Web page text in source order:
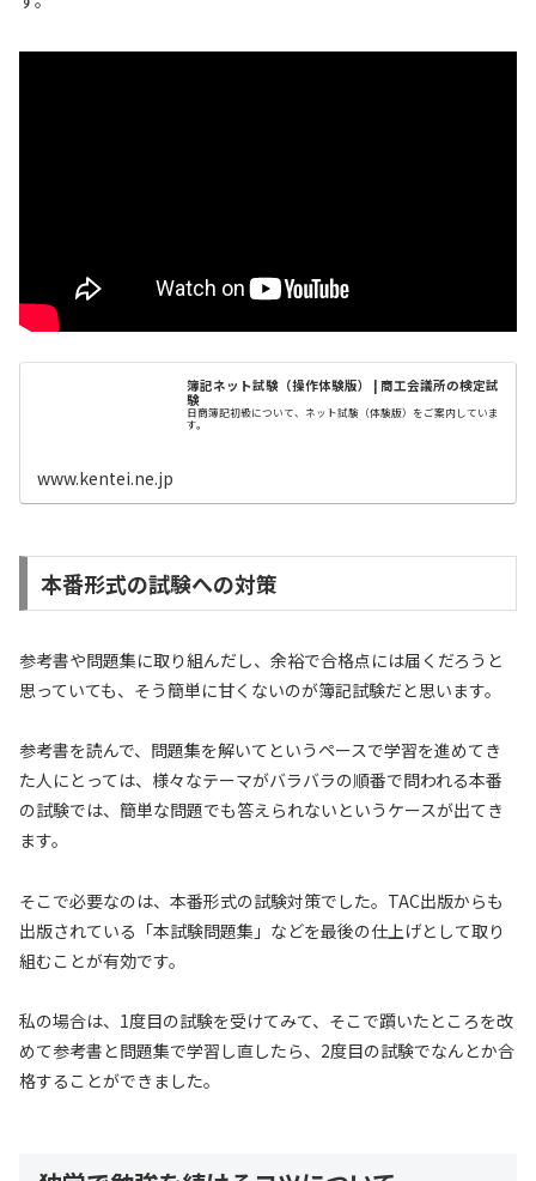
簿記ネット試験（操作体験版） | 商工会議所の検定試
験
日商簿記初級について、ネット試験（体験版）をご案内していま
す。
www.kentei.ne.jp
本番形式の試験への対策
参考書や問題集に取り組んだし、余裕で合格点には届くだろうと
思っていても、そう簡単に甘くないのが簿記試験だと思います。
参考書を読んで、問題集を解いてというペースで学習を進めてき
た人にとっては、様々なテーマがバラバラの順番で問われる本番
の試験では、簡単な問題でも答えられないというケースが出てき
ます。
そこで必要なのは、本番形式の試験対策でした。TAC出版からも
出版されている「本試験問題集」などを最後の仕上げとして取り
組むことが有効です。
私の場合は、1度目の試験を受けてみて、そこで躓いたところを改
めて参考書と問題集で学習し直したら、2度目の試験でなんとか合
格することができました。